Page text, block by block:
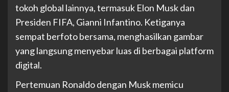
tokoh global lainnya, termasuk Elon Musk dan
Presiden FIFA, Gianni Infantino. Ketiganya
sempat berfoto bersama, menghasilkan gambar
yang langsung menyebar luas di berbagai platform
digital.
Pertemuan Ronaldo dengan Musk memicu